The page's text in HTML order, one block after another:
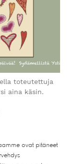
toteutettuja
aina käsin.
ovat pitäneet